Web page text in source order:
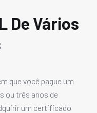
De Vários
que você pague um
ou três anos de
um certificado